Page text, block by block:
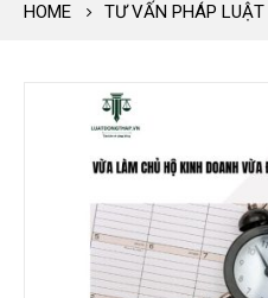
HOME TƯ VẤN PHÁP LUẬT